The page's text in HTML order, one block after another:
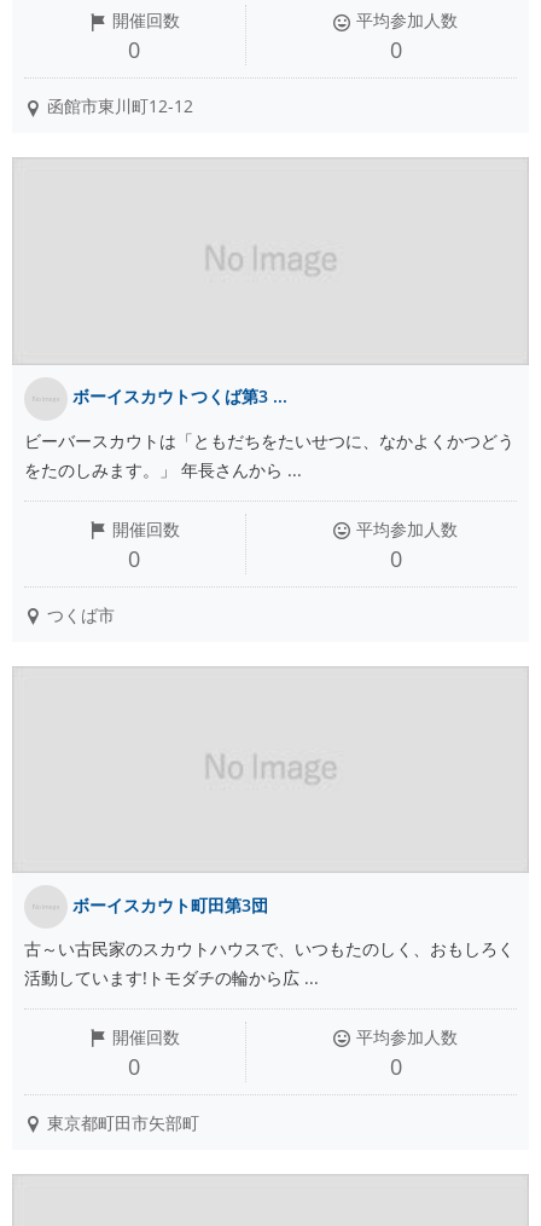
開催回数
0
平均参加人数
0
函館市東川町12-12
ボーイスカウトつくば第3 ...
ビーバースカウトは「ともだちをたいせつに、なかよくかつどう
をたのしみます。」 年長さんから ...
開催回数
0
平均参加人数
0
つくば市
ボーイスカウト町田第3団
古～い古民家のスカウトハウスで、いつもたのしく、おもしろく
活動しています!トモダチの輪から広 ...
開催回数
0
平均参加人数
0
東京都町田市矢部町